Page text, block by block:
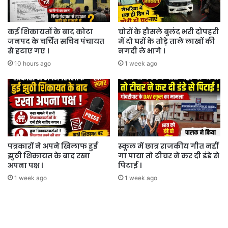
कई शिकायतों के बाद कोटा
जनपद के चर्चित सचिव पंचायत
से हटाए गए ।
10 hours ago
चोरों के हौसले बुलंद भरी दोपहरी
में दो घरों के तोड़े ताले लाखों की
नगदी ले भागे ।
1 week ago
पत्रकारों ने अपने खिलाफ हुई
झुठी शिकायत के बाद रखा
अपना पक्ष ।
1 week ago
स्कूल में छात्र राजकीय गीत नहीं
गा पाया तो टीचर ने कर दी डंडे से
पिटाई ।
1 week ago